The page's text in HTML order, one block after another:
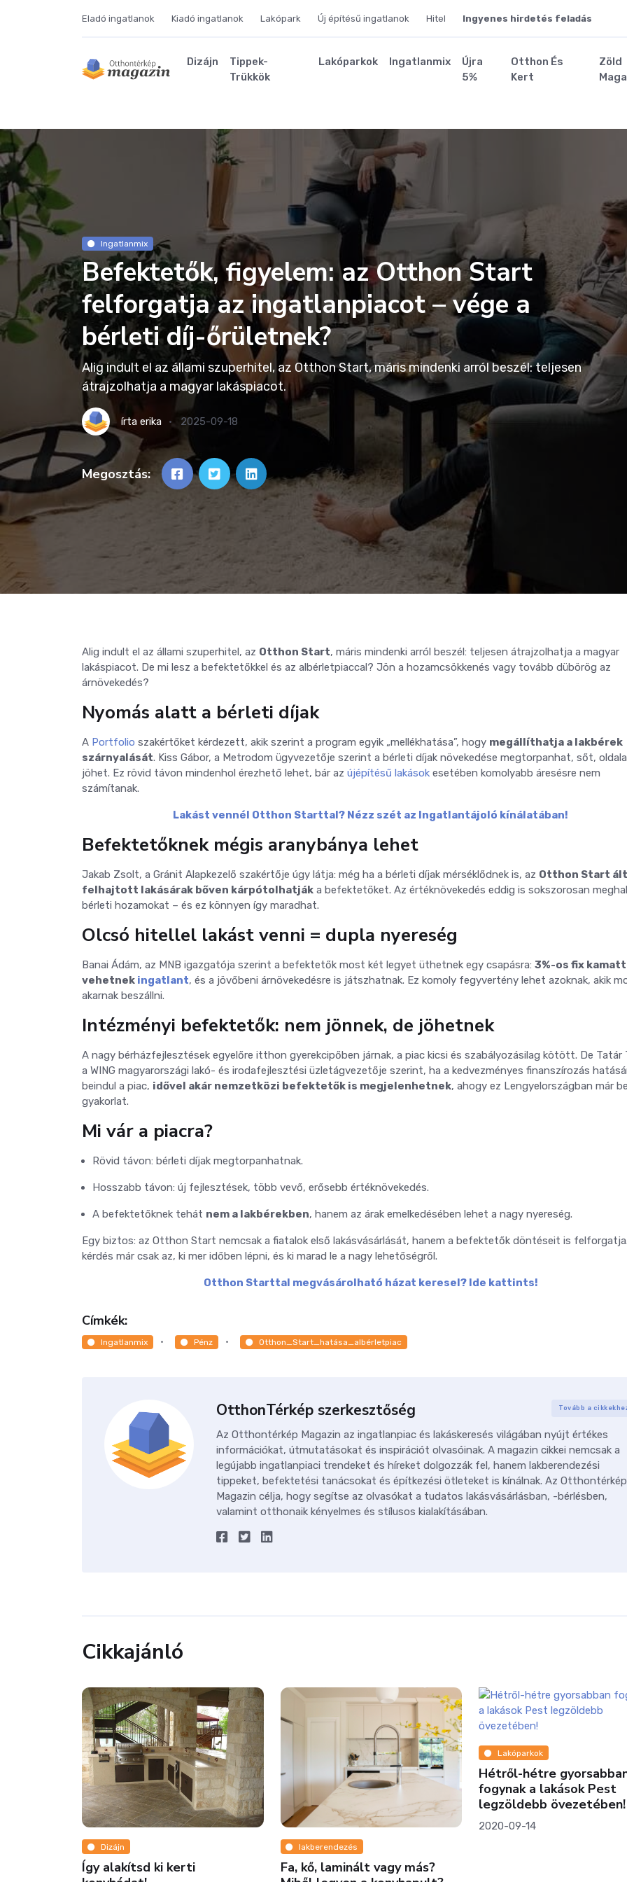
Eladó ingatlanok Kiadó ingatlanok Lakópark Új építésű ingatlanok Hitel Ingyenes hirdetés feladás
Dizájn
Tippek-
Trükkök
Lakóparkok Ingatlanmix
Újra
5%
Otthon És
Kert
Zöld
Ingatlanmix
Befektetők, figyelem: az Otthon Start
felforgatja az ingatlanpiacot – vége a
bérleti díj-őrületnek?
Alig indult el az állami szuperhitel, az Otthon Start, máris mindenki arról beszél: teljesen
átrajzolhatja a magyar lakáspiacot.
írta erika 2025-09-18
Megosztás:
Alig indult el az állami szuperhitel, az Otthon Start, máris mindenki arról beszél: teljesen átrajzolhatja a magyar
lakáspiacot. De mi lesz a befektetőkkel és az albérletpiaccal? Jön a hozamcsökkenés vagy tovább dübörög az
árnövekedés?
Nyomás alatt a bérleti díjak
A Portfolio szakértőket kérdezett, akik szerint a program egyik „mellékhatása”, hogy megállíthatja a lakbérek
szárnyalását. Kiss Gábor, a Metrodom ügyvezetője szerint a bérleti díjak növekedése megtorpanhat, sőt,
jöhet. Ez rövid távon mindenhol érezhető lehet, bár az újépítésű lakások esetében komolyabb áresésre nem
számítanak.
Lakást vennél Otthon Starttal? Nézz szét az Ingatlantájoló kínálatában!
Befektetőknek mégis aranybánya lehet
Jakab Zsolt, a Gránit Alapkezelő szakértője úgy látja: még ha a bérleti díjak mérséklődnek is, az Otthon Start
felhajtott lakásárak bőven kárpótolhatják a befektetőket. Az értéknövekedés eddig is sokszorosan
bérleti hozamokat – és ez könnyen így maradhat.
Olcsó hitellel lakást venni = dupla nyereség
Banai Ádám, az MNB igazgatója szerint a befektetők most két legyet üthetnek egy csapásra: 3%-os fix
vehetnek ingatlant, és a jövőbeni árnövekedésre is játszhatnak. Ez komoly fegyvertény lehet azoknak, akik
akarnak beszállni.
Intézményi befektetők: nem jönnek, de jöhetnek
A nagy bérházfejlesztések egyelőre itthon gyerekcipőben járnak, a piac kicsi és szabályozásilag kötött. De Tatár
a WING magyarországi lakó- és irodafejlesztési üzletágvezetője szerint, ha a kedvezményes finanszírozás
beindul a piac, idővel akár nemzetközi befektetők is megjelenhetnek, ahogy ez Lengyelországban már
gyakorlat.
Mi vár a piacra?
Rövid távon: bérleti díjak megtorpanhatnak.
Hosszabb távon: új fejlesztések, több vevő, erősebb értéknövekedés.
A befektetőknek tehát nem a lakbérekben, hanem az árak emelkedésében lehet a nagy nyereség.
Egy biztos: az Otthon Start nemcsak a fiatalok első lakásvásárlását, hanem a befektetők döntéseit is
kérdés már csak az, ki mer időben lépni, és ki marad le a nagy lehetőségről.
Otthon Starttal megvásárolható házat keresel? Ide kattints!
Címkék:
Ingatlanmix Pénz Otthon_Start_hatása_albérletpiac
OtthonTérkép szerkesztőség Tovább a
Az Otthontérkép Magazin az ingatlanpiac és lakáskeresés világában nyújt értékes
információkat, útmutatásokat és inspirációt olvasóinak. A magazin cikkei nemcsak a
legújabb ingatlanpiaci trendeket és híreket dolgozzák fel, hanem lakberendezési
tippeket, befektetési tanácsokat és építkezési ötleteket is kínálnak. Az Otthontérkép
Magazin célja, hogy segítse az olvasókat a tudatos lakásvásárlásban, -bérlésben,
valamint otthonaik kényelmes és stílusos kialakításában.
Cikkajánló
Dizájn
Így alakítsd ki kerti
lakberendezés
Fa, kő, laminált vagy más?
Lakóparkok
Hétről-hétre
fogynak a lakások Pest
legzöldebb övezetében!
2020-09-14